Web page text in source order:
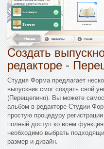
Cоздать
редакторе -
Студия Форма предлагает
выпускник смог создать свой
(Перещепино). Вы можете
альбом в редакторе Студии
простую процедуру
полный доступ ко всем
необходимо выбрать
размер и дизайн.